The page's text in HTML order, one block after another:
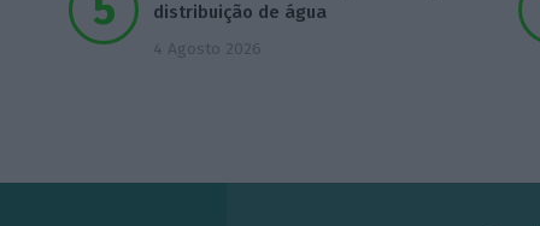
distribuição de água
4 Agosto 2026